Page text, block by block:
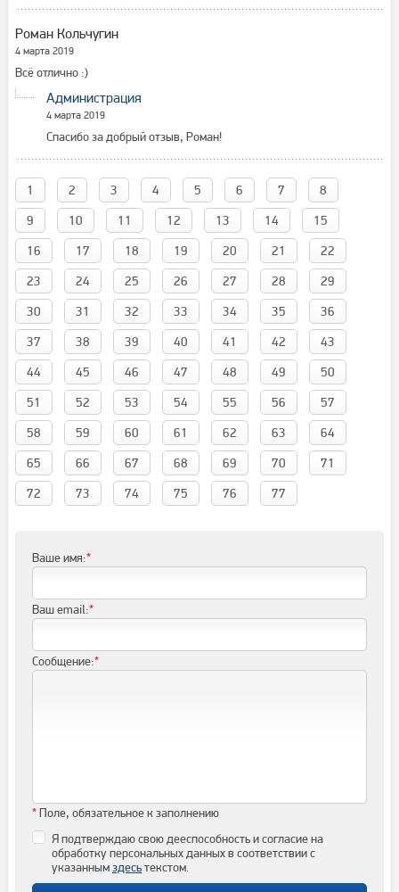
Роман Кольчугин
4 марта 2019
Всё отлично :)
Администрация
4 марта 2019
Спасибо за добрый отзыв, Роман!
1 2 3 4 5 6 7
8
9
10 11 12 13 14
15
16
17 18 19 20 21
22
23
24 25 26 27 28
29
30
31 32 33 34 35
36
37
38 39 40 41 42
43
44
45 46 47 48 49
50
51
52 53 54 55 56
57
58
59 60 61 62 63
64
65
66 67 68 69 70
71
72
73 74 75 76 77
Ваше имя:*
Ваш email:*
Сообщение:*
*Поле, обязательное к заполнению
Я подтверждаю свою дееспособность и согласие на
обработку персональных данных в соответствии с
указаннымздесьтекстом.